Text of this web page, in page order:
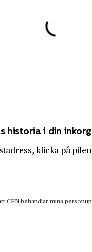
historia i din inkorg
klicka på pilen